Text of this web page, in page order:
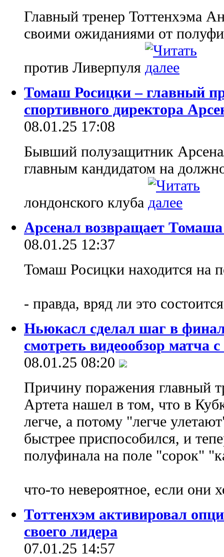
Главный тренер Тоттенхэма
своими ожиданиями от
против Ливерпуля
Томаш Росицки – главный
спортивного директора
08.01.25 17:08
Бывший полузащитник
главным кандидатом на
лондонского клуба
Арсенал возвращает
08.01.25 12:37
Томаш Росицки находится на
- правда, вряд ли это
Ньюкасл сделал шаг в
смотреть видеообзор матча
08.01.25 08:20
Причину поражения главный
Артета нашел в том, что в
легче, а потому "легче
быстрее приспособился, и
полуфинала на поле "сорок"
что-то невероятное, если они
Тоттенхэм активировал
своего лидера
07.01.25 14:57